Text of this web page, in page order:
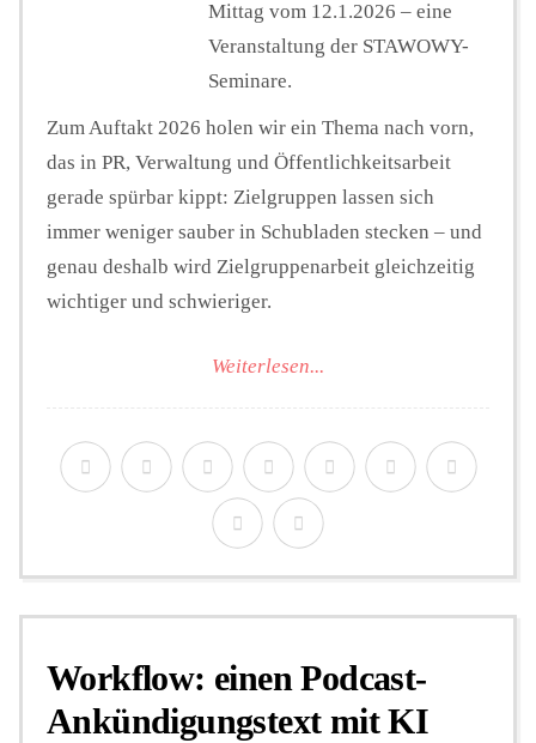
Mittag vom 12.1.2026 – eine
Veranstaltung der STAWOWY-
Seminare.
Zum Auftakt 2026 holen wir ein Thema nach vorn,
das in PR, Verwaltung und Öffentlichkeitsarbeit
gerade spürbar kippt: Zielgruppen lassen sich
immer weniger sauber in Schubladen stecken – und
genau deshalb wird Zielgruppenarbeit gleichzeitig
wichtiger und schwieriger.
Weiterlesen...
Workflow: einen Podcast-
Ankündigungstext mit KI